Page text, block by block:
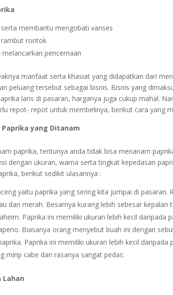
membantu mengobati varises
rontok
pencernaan
manfaat serta khasiat yang didapatkan dari
peluang tersebut sebagai bisnis. Bisnis yang
laris di pasaran, harganya juga cukup mahal.
repot- repot untuk membelinya, berikut cara yang
Paprika yang Ditanam
paprika, tentunya anda tidak bisa menanam
dengan ukuran, warna serta tingkat kepedasan
berikut sedikit ulasannya :
yaitu paprika yang sering kita jumpai di
dan merah. Besarnya kurang lebih sebesar kepalan
Paprika ini memiliki ukuran lebih kecil daripada
Biasanya orang menyebut buah ini dengan
Paprika ini memiliki ukuran lebih kecil
mirip cabe dan rasanya sangat pedas.
Lahan